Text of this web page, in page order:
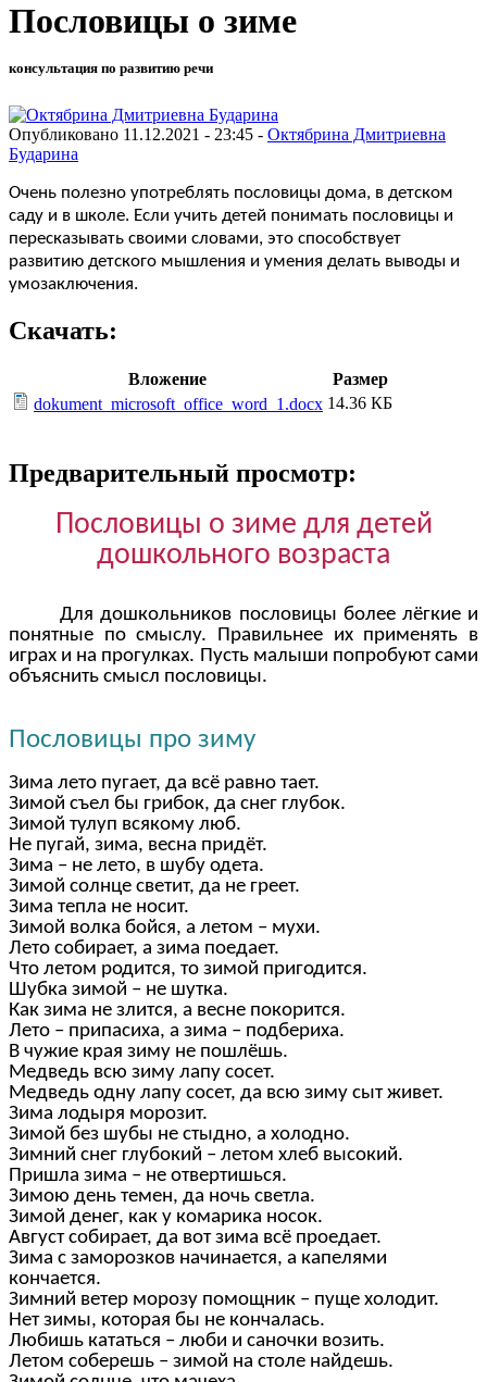
Пословицы о зиме
консультация по развитию речи
Опубликовано 11.12.2021 - 23:45 - Октябрина Дмитриевна
Бударина
Очень полезно употреблять пословицы дома, в детском
саду и в школе. Если учить детей понимать пословицы и
пересказывать своими словами, это способствует
развитию детского мышления и умения делать выводы и
умозаключения.
Скачать:
Вложение
Размер
dokument_microsoft_office_word_1.docx 14.36 КБ
Предварительный просмотр:
Пословицы о зиме для детей
дошкольного возраста
Для дошкольников пословицы более лёгкие и
понятные по смыслу. Правильнее их применять в
играх и на прогулках. Пусть малыши попробуют сами
объяснить смысл пословицы.
Пословицы про зиму
Зима лето пугает, да всё равно тает.
Зимой съел бы грибок, да снег глубок.
Зимой тулуп всякому люб.
Не пугай, зима, весна придёт.
Зима – не лето, в шубу одета.
Зимой солнце светит, да не греет.
Зима тепла не носит.
Зимой волка бойся, а летом – мухи.
Лето собирает, а зима поедает.
Что летом родится, то зимой пригодится.
Шубка зимой – не шутка.
Как зима не злится, а весне покорится.
Лето – припасиха, а зима – подбериха.
В чужие края зиму не пошлёшь.
Медведь всю зиму лапу сосет.
Медведь одну лапу сосет, да всю зиму сыт живет.
Зима лодыря морозит.
Зимой без шубы не стыдно, а холодно.
Зимний снег глубокий – летом хлеб высокий.
Пришла зима – не отвертишься.
Зимою день темен, да ночь светла.
Зимой денег, как у комарика носок.
Август собирает, да вот зима всё проедает.
Зима с заморозков начинается, а капелями
кончается.
Зимний ветер морозу помощник – пуще холодит.
Нет зимы, которая бы не кончалась.
Любишь кататься – люби и саночки возить.
Летом соберешь – зимой на столе найдешь.